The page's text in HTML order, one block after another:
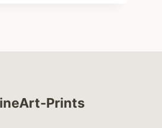
Prints